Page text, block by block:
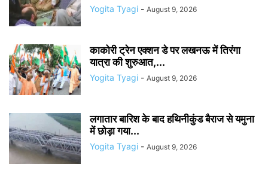
Yogita Tyagi - August 9, 2026
काकोरी ट्रेन एक्शन डे पर लखनऊ में तिरंगा
यात्रा की शुरुआत,...
Yogita Tyagi - August 9, 2026
लगातार बारिश के बाद हथिनीकुंड बैराज से यमुना
में छोड़ा गया...
Yogita Tyagi - August 9, 2026